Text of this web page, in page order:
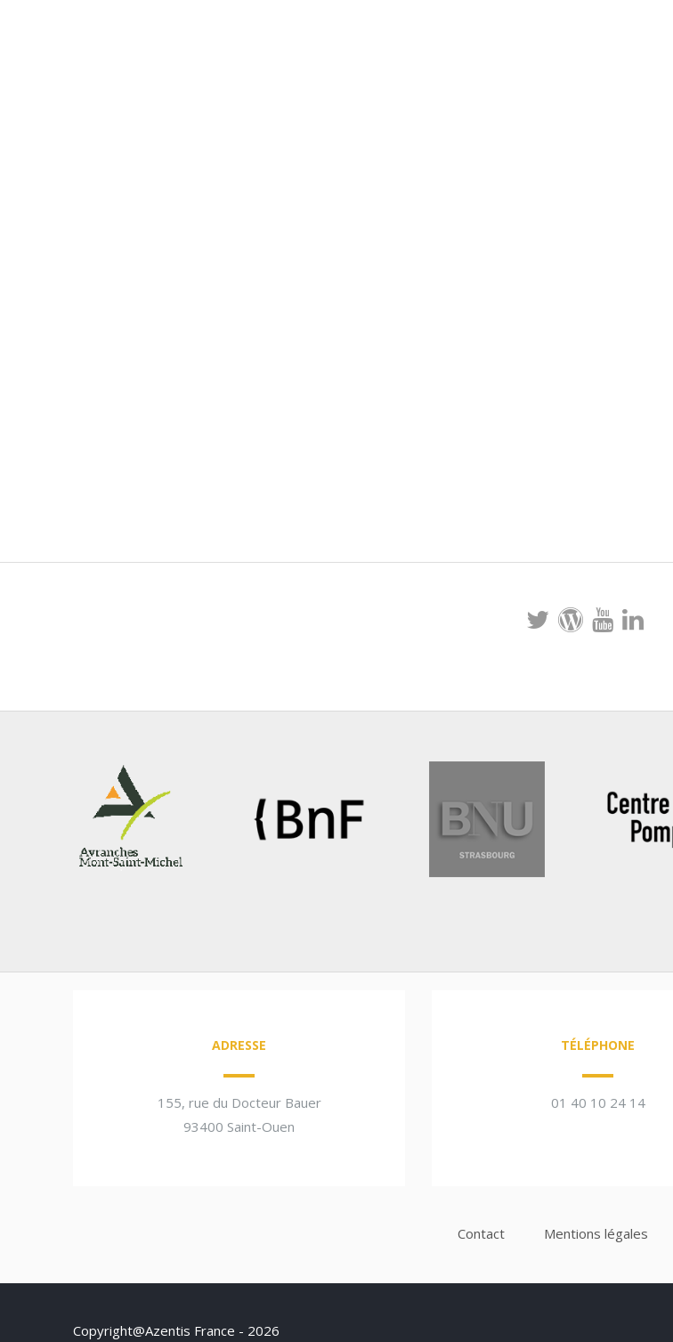
ADRESSE
155, rue du Docteur Bauer
93400 Saint-Ouen
TÉLÉPHONE
01 40 10 24 14
Contact Mentions légales
Copyright@Azentis France - 2026